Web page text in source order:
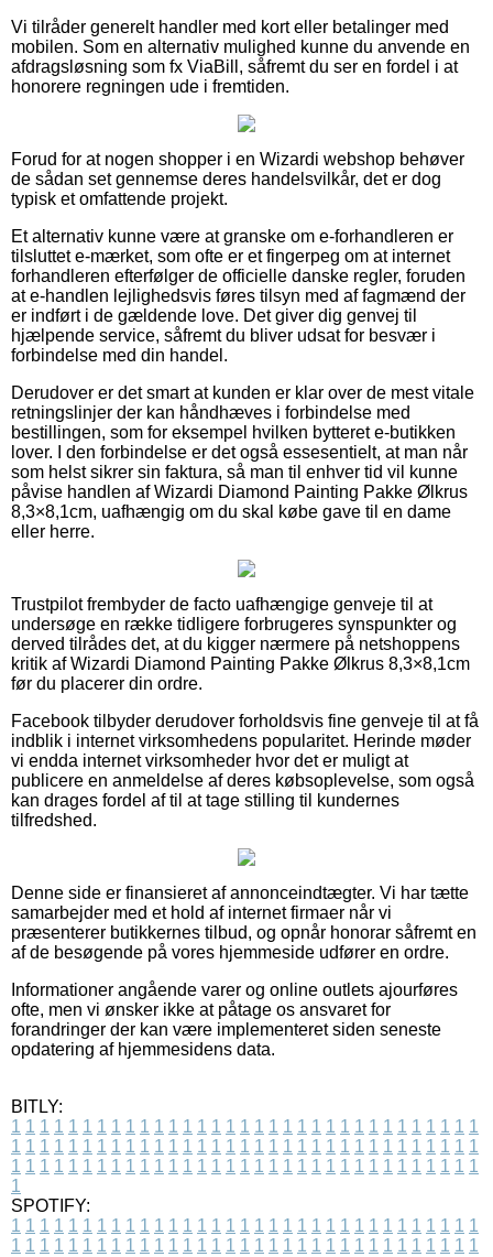
Vi tilråder generelt handler med kort eller betalinger med
mobilen. Som en alternativ mulighed kunne du anvende en
afdragsløsning som fx ViaBill, såfremt du ser en fordel i at
honorere regningen ude i fremtiden.
Forud for at nogen shopper i en Wizardi webshop behøver
de sådan set gennemse deres handelsvilkår, det er dog
typisk et omfattende projekt.
Et alternativ kunne være at granske om e-forhandleren er
tilsluttet e-mærket, som ofte er et fingerpeg om at internet
forhandleren efterfølger de officielle danske regler, foruden
at e-handlen lejlighedsvis føres tilsyn med af fagmænd der
er indført i de gældende love. Det giver dig genvej til
hjælpende service, såfremt du bliver udsat for besvær i
forbindelse med din handel.
Derudover er det smart at kunden er klar over de mest vitale
retningslinjer der kan håndhæves i forbindelse med
bestillingen, som for eksempel hvilken bytteret e-butikken
lover. I den forbindelse er det også essesentielt, at man når
som helst sikrer sin faktura, så man til enhver tid vil kunne
påvise handlen af Wizardi Diamond Painting Pakke Ølkrus
8,3×8,1cm, uafhængig om du skal købe gave til en dame
eller herre.
Trustpilot frembyder de facto uafhængige genveje til at
undersøge en række tidligere forbrugeres synspunkter og
derved tilrådes det, at du kigger nærmere på netshoppens
kritik af Wizardi Diamond Painting Pakke Ølkrus 8,3×8,1cm
før du placerer din ordre.
Facebook tilbyder derudover forholdsvis fine genveje til at få
indblik i internet virksomhedens popularitet. Herinde møder
vi endda internet virksomheder hvor det er muligt at
publicere en anmeldelse af deres købsoplevelse, som også
kan drages fordel af til at tage stilling til kundernes
tilfredshed.
Denne side er finansieret af annonceindtægter. Vi har tætte
samarbejder med et hold af internet firmaer når vi
præsenterer butikkernes tilbud, og opnår honorar såfremt en
af de besøgende på vores hjemmeside udfører en ordre.
Informationer angående varer og online outlets ajourføres
ofte, men vi ønsker ikke at påtage os ansvaret for
forandringer der kan være implementeret siden seneste
opdatering af hjemmesidens data.
BITLY:
1 1 1 1 1 1 1 1 1 1 1 1 1 1 1 1 1 1 1 1 1 1 1 1 1 1 1 1 1 1 1 1 1
1 1 1 1 1 1 1 1 1 1 1 1 1 1 1 1 1 1 1 1 1 1 1 1 1 1 1 1 1 1 1 1 1
1 1 1 1 1 1 1 1 1 1 1 1 1 1 1 1 1 1 1 1 1 1 1 1 1 1 1 1 1 1 1 1 1
1
SPOTIFY:
1 1 1 1 1 1 1 1 1 1 1 1 1 1 1 1 1 1 1 1 1 1 1 1 1 1 1 1 1 1 1 1 1
1 1 1 1 1 1 1 1 1 1 1 1 1 1 1 1 1 1 1 1 1 1 1 1 1 1 1 1 1 1 1 1 1